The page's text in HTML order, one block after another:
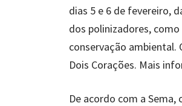
dias 5 e 6 de fevereiro,
dos polinizadores,
conservação ambiental.
Dois Corações. Mais
De acordo com a